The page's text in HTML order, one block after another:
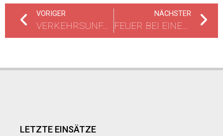
VORIGER
VERKEHRSUNFALL EINGEKLEMMTE PERSON
NÄCHSTER
FEUER BEI EINEM ABSCHLEPPUNTERNEHMEN, BRENNEN MEHRERE FAHRZEUGE
LETZTE EINSÄTZE